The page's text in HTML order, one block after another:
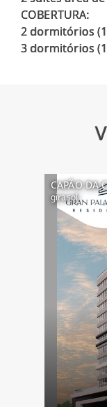
COBERTURA:
2 dormitórios (1
CAPÃO DA
girasol